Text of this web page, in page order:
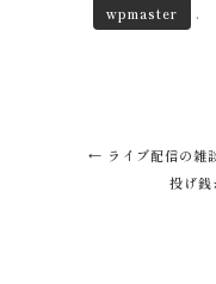
wpmaster .
← ライブ配信の雑
投げ銭